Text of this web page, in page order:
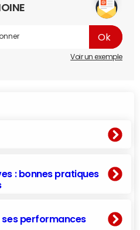
Voir un exemple
: bonnes pratiques
performances